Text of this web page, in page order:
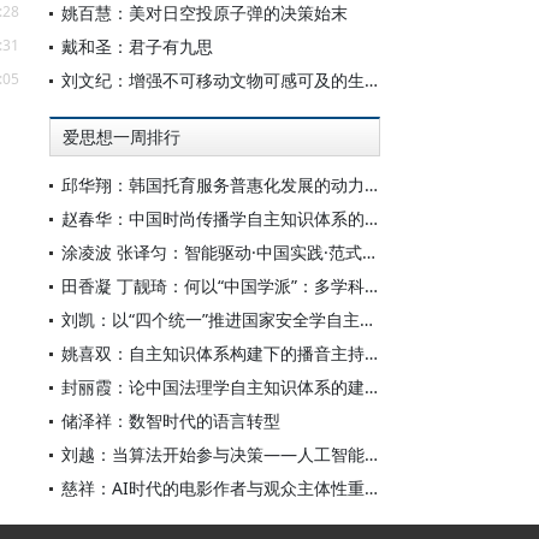
姚百慧：美对日空投原子弹的决策始末
戴和圣：君子有九思
刘文纪：增强不可移动文物可感可及的生命力
爱思想一周排行
邱华翔：韩国托育服务普惠化发展的动力机制、制度路径与政策效应
赵春华：中国时尚传播学自主知识体系的内在逻辑与实践路径
涂凌波 张译匀：智能驱动·中国实践·范式创新：“构建中国新闻传播学自主知识体系”专题研讨会综述
田香凝 丁靓琦：何以“中国学派”：多学科视野下中国特色新闻传播学建设的研究
刘凯：以“四个统一”推进国家安全学自主知识体系构建
姚喜双：自主知识体系构建下的播音主持高等专业教育研究
封丽霞：论中国法理学自主知识体系的建构
储泽祥：数智时代的语言转型
刘越：当算法开始参与决策——人工智能重塑全球治理的底层逻辑
慈祥：AI时代的电影作者与观众主体性重构